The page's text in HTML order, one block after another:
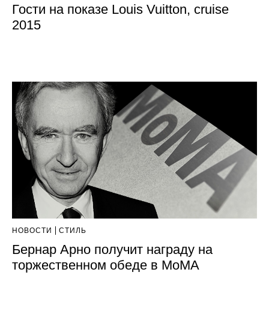
Гости на показе Louis Vuitton, cruise
2015
НОВОСТИ СТИЛЬ
Бернар Арно получит награду на
торжественном обеде в MоMA